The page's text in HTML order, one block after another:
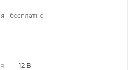
- бесплатно
— 12 В